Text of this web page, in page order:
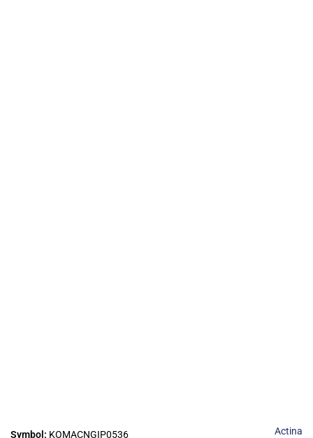
Symbol: KOMACNGIP0536 Actina